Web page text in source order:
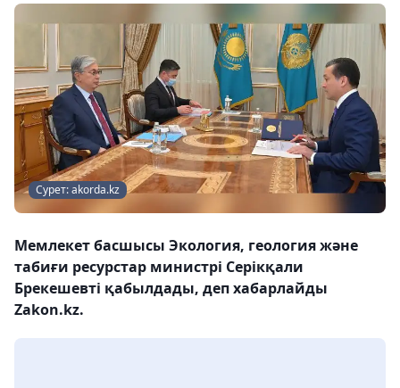
Сурет: akorda.kz
Мемлекет басшысы Экология, геология және
табиғи ресурстар министрі Серікқали
Брекешевті қабылдады, деп хабарлайды
Zakon.kz.